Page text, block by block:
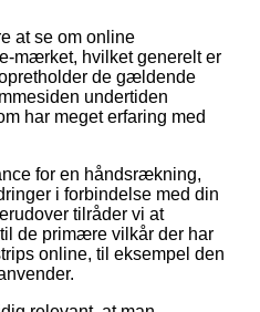
at se om online
mærket, hvilket generelt er
de gældende
undertiden
har meget erfaring med
for en håndsrækning,
i forbindelse med din
tilråder vi at
de primære vilkår der har
online, til eksempel den